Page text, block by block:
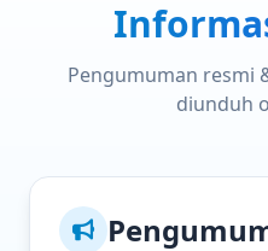
terakhir adalah untuk
lingkungan madrasah. “Kegiatan MATAMUDA di MIN 3
Mojokerto juga
karakter siswa yang religius”
harus bebas dari praktik
MIN 3 Mojokerto saat
pembukaan MATAMUDA
Pengumuman resmi
diunduh